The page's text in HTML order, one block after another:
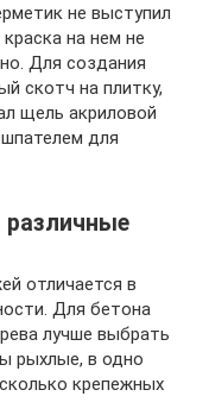
не выступил
на нем не
Для создания
скотч на плитку,
щель акриловой
для
различные
отличается в
Для бетона
лучше выбрать
рыхлые, в одно
крепежных